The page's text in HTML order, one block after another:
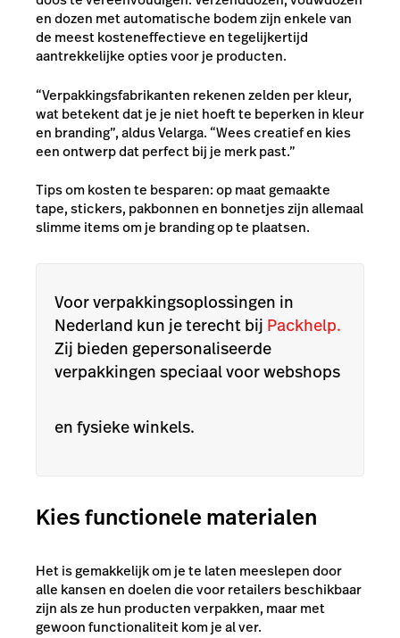
en dozen met automatische bodem zijn enkele van
de meest kosteneffectieve en tegelijkertijd
aantrekkelijke opties voor je producten.
“Verpakkingsfabrikanten rekenen zelden per kleur,
wat betekent dat je je niet hoeft te beperken in kleur
en branding”, aldus Velarga. “Wees creatief en kies
een ontwerp dat perfect bij je merk past.”
Tips om kosten te besparen: op maat gemaakte
tape, stickers, pakbonnen en bonnetjes zijn allemaal
slimme items om je branding op te plaatsen.
Voor verpakkingsoplossingen in
Nederland kun je terecht bij Packhelp.
Zij bieden gepersonaliseerde
verpakkingen speciaal voor webshops
en fysieke winkels.
Kies functionele materialen
Het is gemakkelijk om je te laten meeslepen door
alle kansen en doelen die voor retailers beschikbaar
zijn als ze hun producten verpakken, maar met
gewoon functionaliteit kom je al ver.